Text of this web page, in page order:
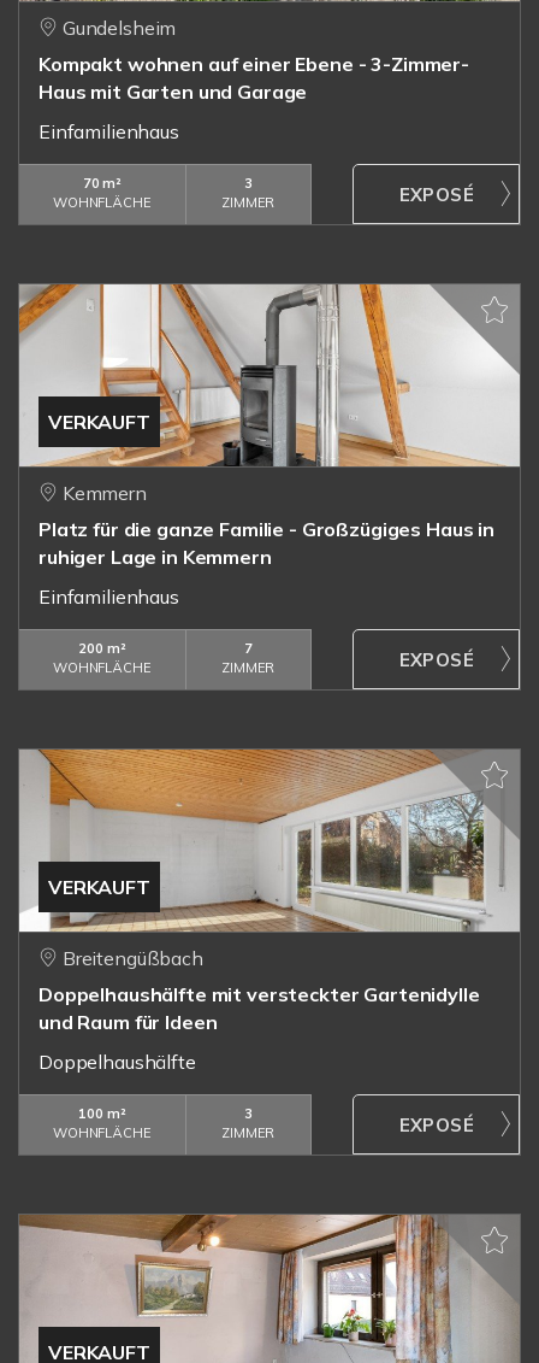
Gundelsheim
Kompakt wohnen auf einer Ebene - 3-Zimmer-
Haus mit Garten und Garage
Einfamilienhaus
70 m²
WOHNFLÄCHE
3
ZIMMER
VERKAUFT
Kemmern
Platz für die ganze Familie - Großzügiges Haus in
ruhiger Lage in Kemmern
Einfamilienhaus
200 m²
WOHNFLÄCHE
7
ZIMMER
VERKAUFT
Breitengüßbach
Doppelhaushälfte mit versteckter Gartenidylle
und Raum für Ideen
Doppelhaushälfte
100 m²
WOHNFLÄCHE
3
ZIMMER
VERKAUFT